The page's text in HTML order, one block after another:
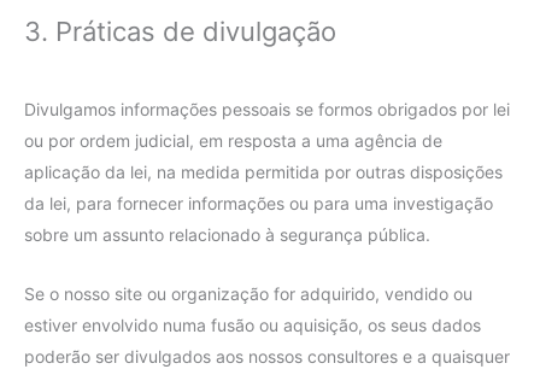
3. Práticas de divulgação
Divulgamos informações pessoais se formos obrigados por lei
ou por ordem judicial, em resposta a uma agência de
aplicação da lei, na medida permitida por outras disposições
da lei, para fornecer informações ou para uma investigação
sobre um assunto relacionado à segurança pública.
Se o nosso site ou organização for adquirido, vendido ou
estiver envolvido numa fusão ou aquisição, os seus dados
poderão ser divulgados aos nossos consultores e a quaisquer